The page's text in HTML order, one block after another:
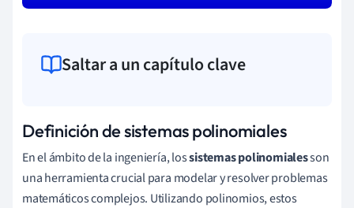
Saltar a un capítulo clave
Definición de sistemas polinomiales
En el ámbito de la ingeniería, lossistemas polinomialesson
una herramienta crucial para modelar y resolver problemas
matemáticos complejos. Utilizando polinomios, estos